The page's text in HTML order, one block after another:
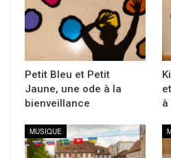
Petit Bleu et Petit
Jaune, une ode à la
bienveillance
à
MUSIQUE